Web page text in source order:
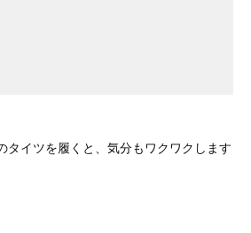
タイツを履くと、気分もワクワクします